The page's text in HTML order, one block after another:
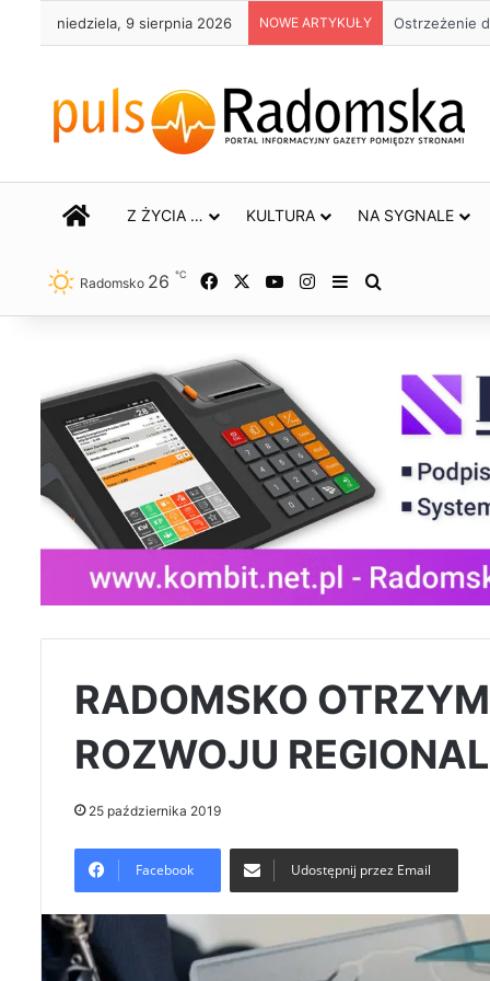
niedziela, 9 sierpnia 2026 NOWE ARTYKUŁY Około 90
STRONA GŁÓWNA
Z ŻYCIA … KULTURA NA SYGNALE
Radomsko 26 ℃ Facebook YouTubeInstagram
Sidebar
RADOMSKO
ROZWOJU
25 października 2019
Facebook Udostępnij przez Email